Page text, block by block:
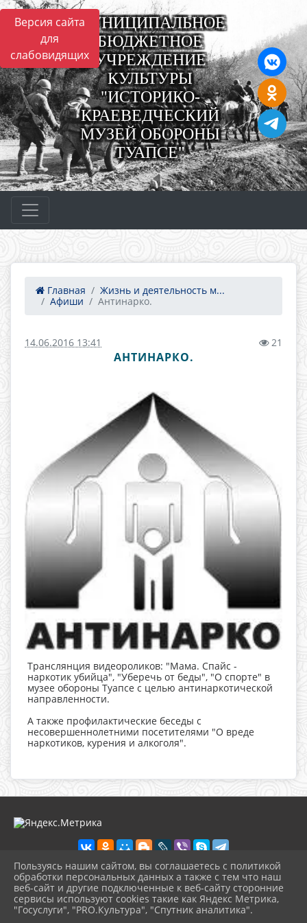
Версия сайта
для
слабовидящих
МУНИЦИПАЛЬНОЕ
БЮДЖЕТНОЕ
УЧРЕЖДЕНИЕ
КУЛЬТУРЫ
"ИСТОРИКО-
КРАЕВЕДЧЕСКИЙ
МУЗЕЙ ОБОРОНЫ
ТУАПСЕ"
Главная
Жизнь и деятельность м...
Афиши
Антинарко.
14.06.2016 13:41 21
АНТИНАРКО.
Транслянция видеороликов: "Мама. Спайс -
наркотик убийца", "Уберечь от беды", "О спорте" в
музее обороны Туапсе с целью антинаркотической
направленности.
А также профилактические беседы с
несовершеннолетними посетителями "О вреде
наркотиков, курения и алкоголя".
2026 г. ikmot.kulturatuapse.ru
Вход
Карта сайта
Пользуясь нашим сайтом, вы соглашаетесь с политикой
обработки персональных данных а также с тем что наш
веб-сайт и другие подключенные к веб-сайту сторонние
сервисы используют cookies такие как Яндекс Метрика,
"Госуслуги", "PRO.Культура", "Спутник аналитика".